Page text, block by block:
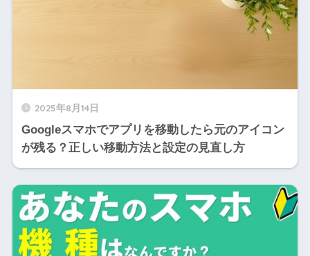
2025年8月14日
Googleスマホでアプリを移動したら元のアイコン
が残る？正しい移動方法と設定の見直し方